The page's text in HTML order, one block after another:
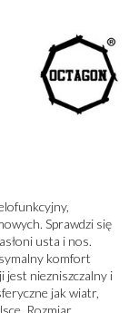
Sprawdzi się
usta i nos.
komfort
jest niezniszczalny i
jak wiatr,
Rozmiar